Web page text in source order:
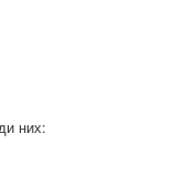
них: